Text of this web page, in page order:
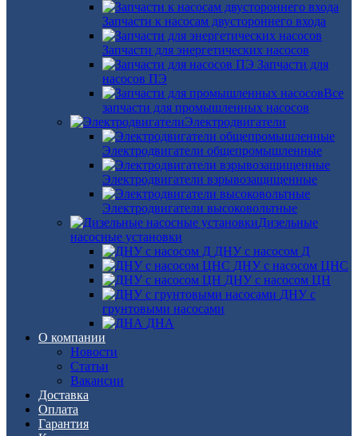
Запчасти к насосам двустороннего входа
Запчасти для энергетических насосов
Запчасти для
насосов ПЭ
Все
запчасти для промышленных насосов
Электродвигатели
Электродвигатели общепромышленные
Электродвигатели взрывозащищенные
Электродвигатели высоковольтные
Дизельные
насосные установки
ДНУ с насосом Д
ДНУ с насосом ЦНС
ДНУ с насосом ЦН
ДНУ с
грунтовыми насосами
ДНА
О компании
Новости
Статьи
Вакансии
Доставка
Оплата
Гарантия